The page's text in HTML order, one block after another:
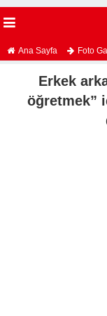
Ana Sayfa Foto
Erkek
öğretmek”